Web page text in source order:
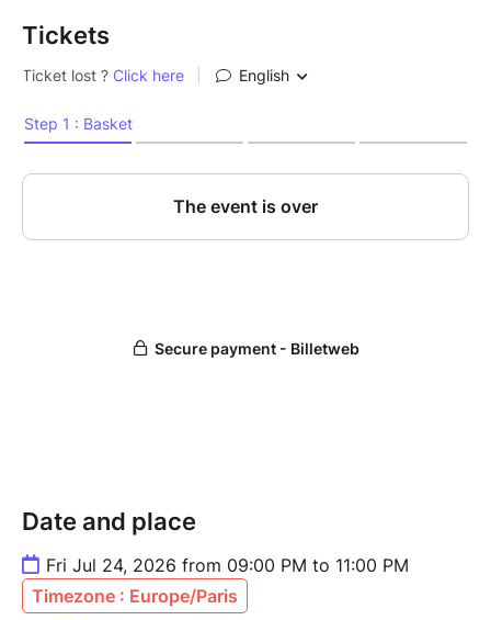
Tickets
Date and place
Fri Jul 24, 2026 from 09:00 PM to 11:00 PM
Timezone : Europe/Paris